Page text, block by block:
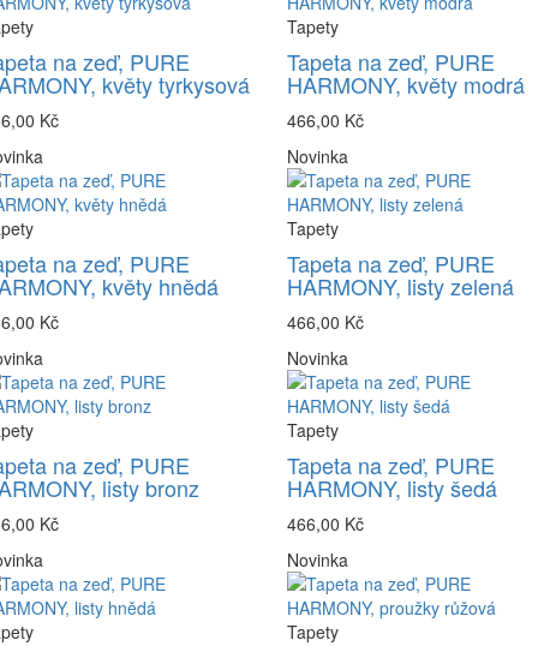
na zeď, PURE
květy tyrkysová
Kč
Tapety
Tapeta na zeď, PURE
HARMONY, květy modrá
466,00 Kč
na zeď, PURE
květy hnědá
Kč
Novinka
Tapety
Tapeta na zeď, PURE
HARMONY, listy zelená
466,00 Kč
na zeď, PURE
listy bronz
Kč
Novinka
Tapety
Tapeta na zeď, PURE
HARMONY, listy šedá
466,00 Kč
Novinka
Tapety